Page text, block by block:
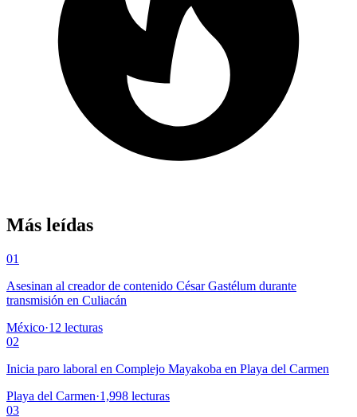
Más leídas
01
Asesinan al creador de contenido César Gastélum durante
transmisión en Culiacán
México·12 lecturas
02
Inicia paro laboral en Complejo Mayakoba en Playa del Carmen
Playa del Carmen·1,998 lecturas
03